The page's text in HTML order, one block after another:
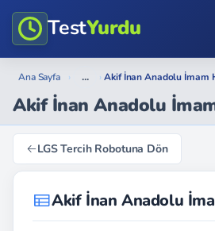
TestYurdu
Ana Sayfa › ... › Akif İnan Anadolu İmam
Akif İnan Anadolu
LGS Tercih Robotuna Dön
Akif İnan Anadolu